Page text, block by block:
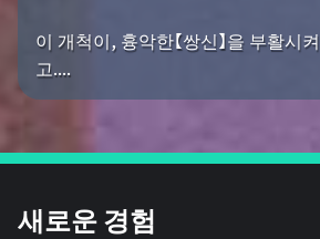
이 개척이, 흉악한【쌍신】을 부활시
고....
새로운 경험